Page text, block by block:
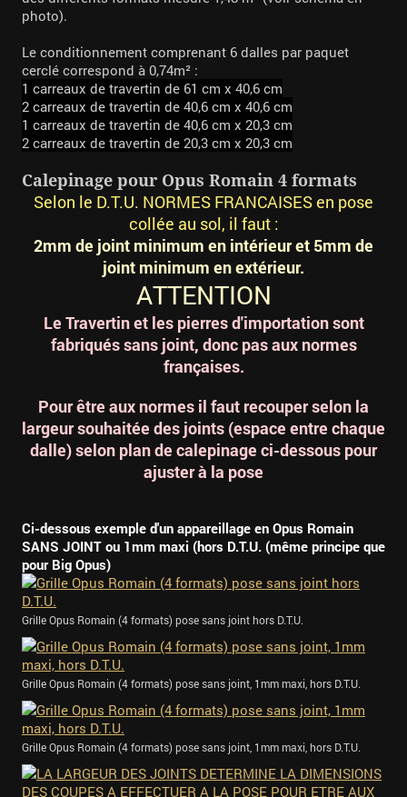
photo).
Le conditionnement comprenant 6 dalles par paquet
cerclé correspond à 0,74m² :
1 carreaux de travertin de 61 cm x 40,6 cm
2 carreaux de travertin de 40,6 cm x 40,6 cm
1 carreaux de travertin de 40,6 cm x 20,3 cm
2 carreaux de travertin de 20,3 cm x 20,3 cm
Calepinage pour Opus Romain 4 formats
Selon le D.T.U. NORMES FRANCAISESen pose
collée au sol, il faut :
2mm de joint minimum en intérieur et 5mm de
joint minimum en extérieur.
ATTENTION
Le Travertin et les pierres d'importation sont
fabriqués sans joint, donc pas aux normes
françaises.
Pour être aux normes il faut recouper selon la
largeur souhaitée des joints (espace entre chaque
dalle) selon plan de calepinage ci-dessous pour
ajuster à la pose
Ci-dessous exemple d'un appareillage en Opus Romain
SANS JOINT ou 1mm maxi (hors D.T.U. (même principe que
pour Big Opus)
Grille Opus Romain (4 formats) pose sans joint hors D.T.U.
Grille Opus Romain (4 formats) pose sans joint, 1mm maxi, hors D.T.U.
Grille Opus Romain (4 formats) pose sans joint, 1mm maxi, hors D.T.U.